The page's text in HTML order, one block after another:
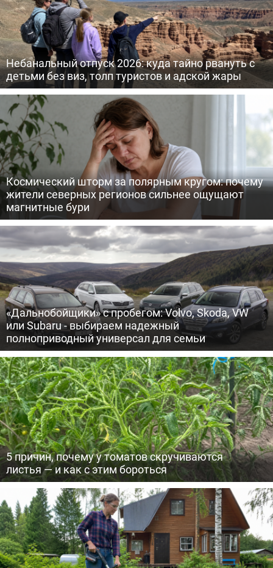
Небанальный отпуск 2026: куда тайно рвануть с
детьми без виз, толп туристов и адской жары
Космический шторм за полярным кругом: почему
жители северных регионов сильнее ощущают
магнитные бури
«Дальнобойщики» с пробегом: Volvo, Skoda, VW
или Subaru - выбираем надежный
полноприводный универсал для семьи
5 причин, почему у томатов скручиваются
листья — и как с этим бороться